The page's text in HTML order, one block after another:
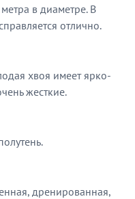
в диаметре. В
отлично.
хвоя имеет ярко-
жесткие.
дренированная,